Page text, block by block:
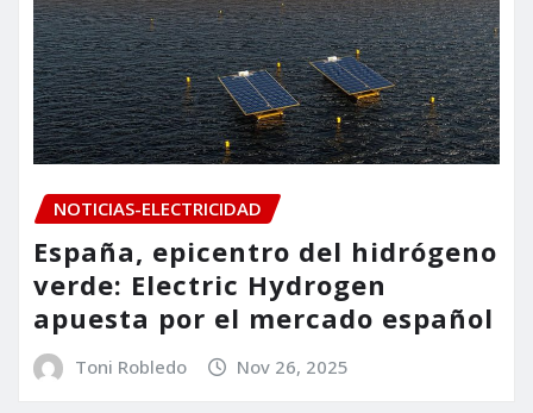
NOTICIAS-ELECTRICIDAD
España, epicentro del hidrógeno
verde: Electric Hydrogen
apuesta por el mercado español
Toni Robledo Nov 26, 2025